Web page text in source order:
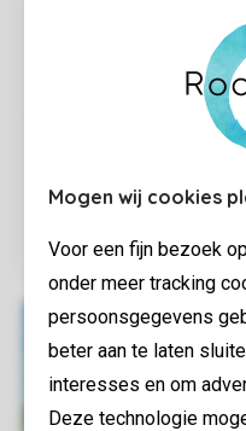
Mogen wij cookies
Voor een fijn bezoek
onder meer tracking
persoonsgegevens
beter aan te laten
interesses en om
Deze technologie